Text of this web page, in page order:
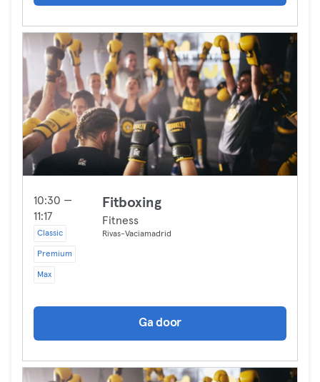
10:30 —
11:17
Classic
Premium
Max
Fitboxing
Fitness
Rivas-Vaciamadrid
Ga door